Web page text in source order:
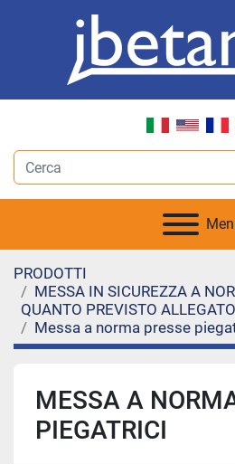
PRODOTTI
MESSA IN SICUREZZA A
QUANTO PREVISTO
Messa a norma presse
MESSA A
PIEGATRICI